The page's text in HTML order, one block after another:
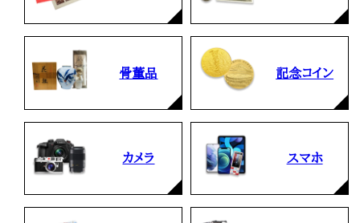
骨董品 記念コイン
カメラ スマホ